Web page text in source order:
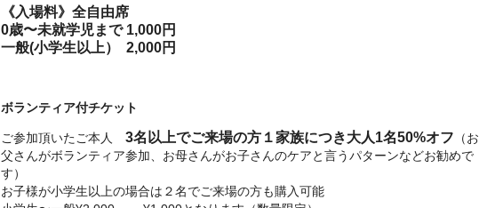
《入場料》全自由席
0歳〜未就学児まで 1,000円
一般(小学生以上） 2,000円
ボランティア付チケット
ご参加頂いたご本人 3名以上でご来場の方１家族につき大人1名50%オフ （お
父さんがボランティア参加、お母さんがお子さんのケアと言うパターンなどお勧めで
す）
お子様が小学生以上の場合は２名でご来場の方も購入可能